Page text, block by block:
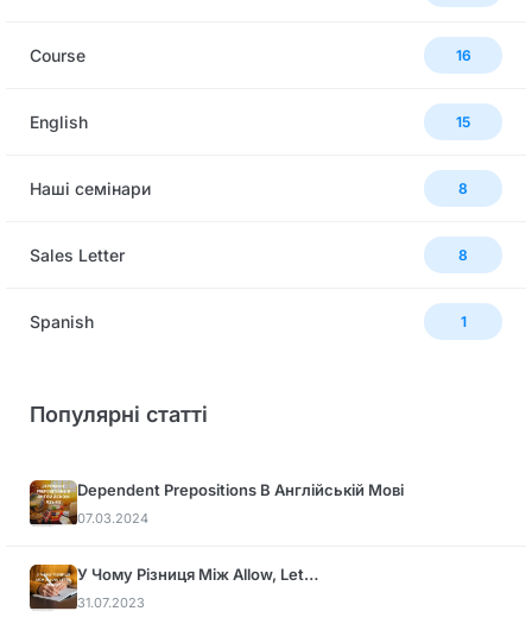
Сourse 16
English 15
Наші семінари 8
Sales Letter 8
Spanish 1
Популярні статті
Dependent Prepositions В Англійській Мові
07.03.2024
У Чому Різниця Між Allow, Let…
31.07.2023